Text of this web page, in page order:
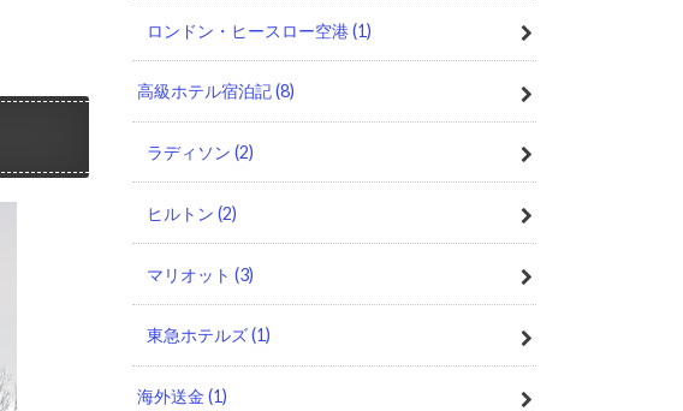
ロンドン・ヒースロー空港(1)
高級ホテル宿泊記(8)
ラディソン (2)
ヒルトン (2)
マリオット (3)
東急ホテルズ(1)
海外送金(1)